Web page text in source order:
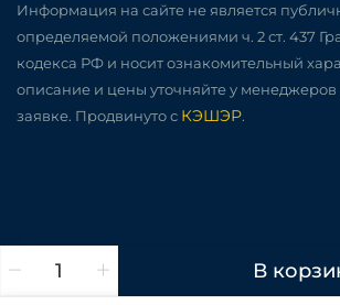
В
Информация на сайте не является
определяемой положениями ч. 2 ст. 437
кодекса РФ и носит ознакомительный
описание и цены уточняйте у менеджеров
заявке. Продвинуто с КЭШЭР.